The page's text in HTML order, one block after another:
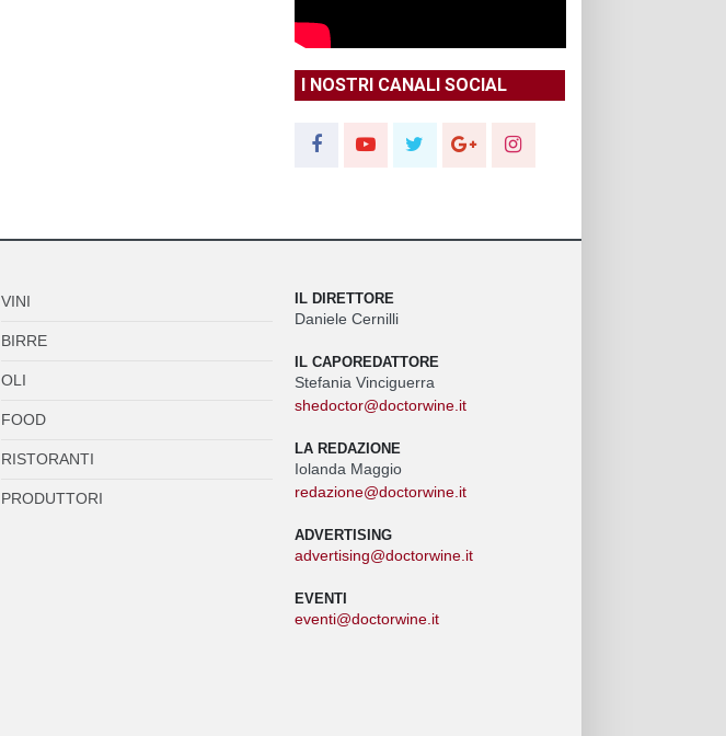
I NOSTRI CANALI SOCIAL
VINI
BIRRE
OLI
FOOD
RISTORANTI
PRODUTTORI
IL DIRETTORE
Daniele Cernilli
IL CAPOREDATTORE
Stefania Vinciguerra
shedoctor@doctorwine.it
LA REDAZIONE
Iolanda Maggio
redazione@doctorwine.it
ADVERTISING
advertising@doctorwine.it
EVENTI
eventi@doctorwine.it